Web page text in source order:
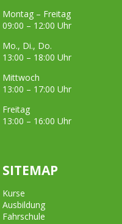
Montag – Freitag
09:00 – 12:00 Uhr
Mo., Di., Do.
13:00 – 18:00 Uhr
Mittwoch
13:00 – 17:00 Uhr
Freitag
13:00 – 16:00 Uhr
SITEMAP
Kurse
Ausbildung
Fahrschule